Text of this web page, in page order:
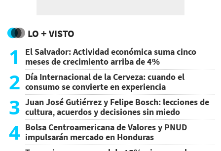
LO + VISTO
1
El Salvador: Actividad económica suma cinco
meses de crecimiento arriba de 4%
2 Día Internacional de la Cerveza: cuando el
consumo se convierte en experiencia
3 Juan José Gutiérrez y Felipe Bosch: lecciones de
cultura, acuerdos y decisiones sin miedo
4 Bolsa Centroamericana de Valores y PNUD
impulsarán mercado en Honduras